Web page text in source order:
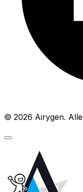
© 2026 Airygen.